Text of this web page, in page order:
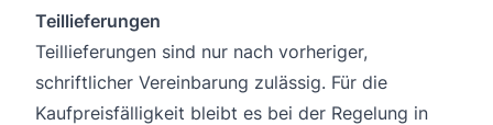
Teillieferungen
Teillieferungen sind nur nach vorheriger,
schriftlicher Vereinbarung zulässig. Für die
Kaufpreisfälligkeit bleibt es bei der Regelung in